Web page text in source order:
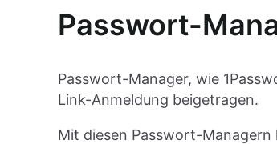
Passwort-
Passwort-Manager, wie
Link-Anmeldung beigetragen.
Mit diesen Passwort-